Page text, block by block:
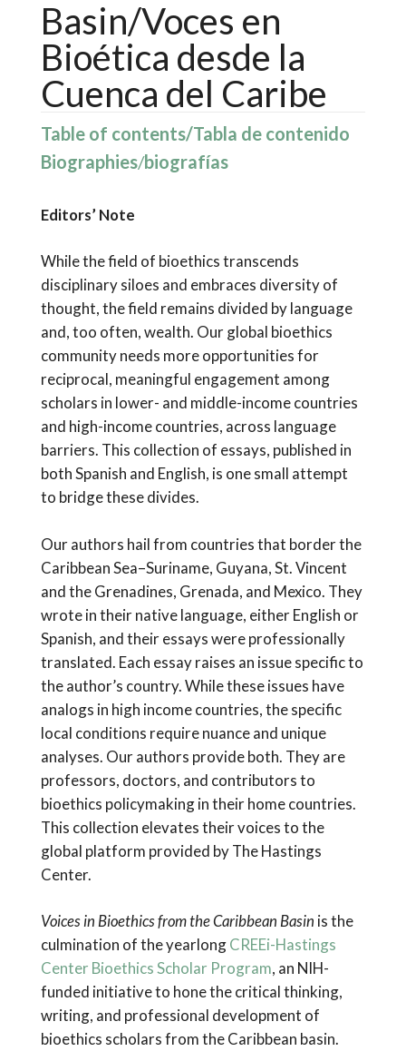
Basin/Voces en
Bioética desde la
Cuenca del Caribe
Table of contents/Tabla de contenido
Biographies/biografías
Editors’ Note
While the field of bioethics transcends
disciplinary siloes and embraces diversity of
thought, the field remains divided by language
and, too often, wealth. Our global bioethics
community needs more opportunities for
reciprocal, meaningful engagement among
scholars in lower- and middle-income countries
and high-income countries, across language
barriers. This collection of essays, published in
both Spanish and English, is one small attempt
to bridge these divides.
Our authors hail from countries that border the
Caribbean Sea–Suriname, Guyana, St. Vincent
and the Grenadines, Grenada, and Mexico. They
wrote in their native language, either English or
Spanish, and their essays were professionally
translated. Each essay raises an issue specific to
the author’s country. While these issues have
analogs in high income countries, the specific
local conditions require nuance and unique
analyses. Our authors provide both. They are
professors, doctors, and contributors to
bioethics policymaking in their home countries.
This collection elevates their voices to the
global platform provided by The Hastings
Center.
Voices in Bioethics from the Caribbean Basin is the
culmination of the yearlongCREEi-Hastings
Center Bioethics Scholar Program, an NIH-
funded initiative to hone the critical thinking,
writing, and professional development of
bioethics scholars from the Caribbean basin.